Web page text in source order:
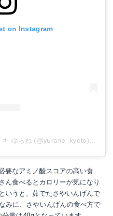
on Instagram
A post shared by 推拿とレイキ ゆらね (@yurane_kyoto)
on
要なアミノ酸スコアの高い食
ん食べるとカロリーが気になり
いうと、茹でたさやいんげんで
みに、さやいんげんの食べ方で